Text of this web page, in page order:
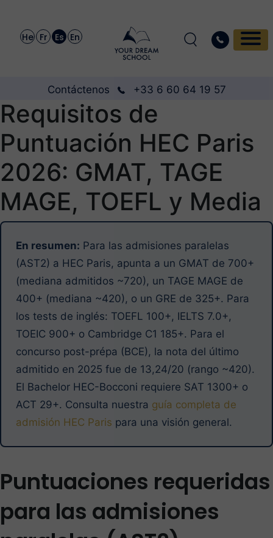
He Fr Es En
Contáctenos +33 6 60 64 19 57
Requisitos de
Puntuación HEC Paris
2026: GMAT, TAGE
MAGE, TOEFL y Media
En resumen: Para las admisiones paralelas
(AST2) a HEC Paris, apunta a un GMAT de 700+
(mediana admitidos ~720), un TAGE MAGE de
400+ (mediana ~420), o un GRE de 325+. Para
los tests de inglés: TOEFL 100+, IELTS 7.0+,
TOEIC 900+ o Cambridge C1 185+. Para el
concurso post-prépa (BCE), la nota del último
admitido en 2025 fue de 13,24/20 (rango ~420).
El Bachelor HEC-Bocconi requiere SAT 1300+ o
ACT 29+. Consulta nuestra guía completa de
admisión HEC Paris para una visión general.
Puntuaciones requeridas
para las admisiones